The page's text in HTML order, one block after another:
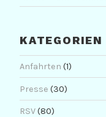
KATEGORIEN
Anfahrten (1)
Presse (30)
RSV(80)